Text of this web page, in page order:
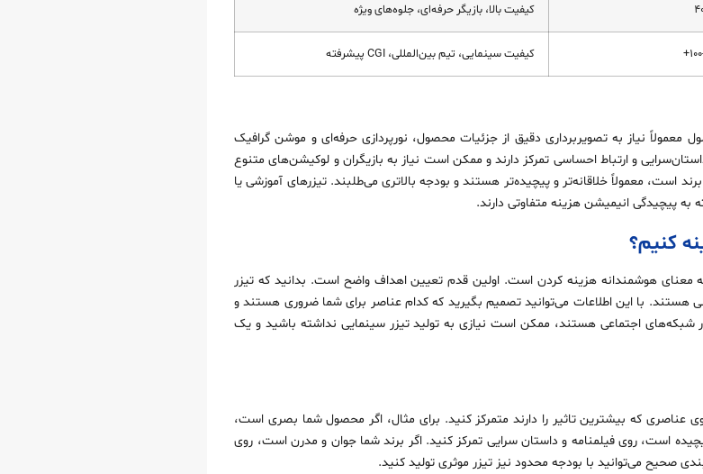
کیفیت بالا، بازیگر حرفه‌ای، جلوه‌های ویژه
کیفیت سینمایی، تیم بین‌المللی، CGI پیشرفته
معمولاً نیاز به تصویربرداری دقیق از جزئیات محصول، نورپردازی حرفه‌ای و موشن گرافیک
و ارتباط احساسی تمرکز دارند و ممکن است نیاز به بازیگران و لوکیشن‌های متنوع
است، معمولاً خلاقانه‌تر و پیچیده‌تر هستند و بودجه بالاتری می‌طلبند. تیزرهای آموزشی یا
به پیچیدگی انیمیشن هزینه متفاوتی دارند.
کنیم؟
هوشمندانه هزینه کردن است. اولین قدم تعیین اهداف واضح است. بدانید که تیزر
با این اطلاعات می‌توانید تصمیم بگیرید که کدام عناصر برای شما ضروری هستند و
شبکه‌های اجتماعی هستند، ممکن است نیازی به تولید تیزر سینمایی نداشته باشید و یک
عناصری که بیشترین تاثیر را دارند متمرکز کنید. برای مثال، اگر محصول شما بصری است،
است، روی فیلمنامه و داستان‌ سرایی تمرکز کنید. اگر برند شما جوان و مدرن است، روی
صحیح می‌توانید با بودجه محدود نیز تیزر موثری تولید کنید.